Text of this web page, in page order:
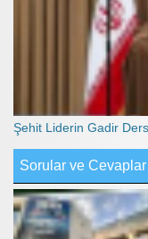
Şehit Liderin Gadir
Sorular ve Cevaplar